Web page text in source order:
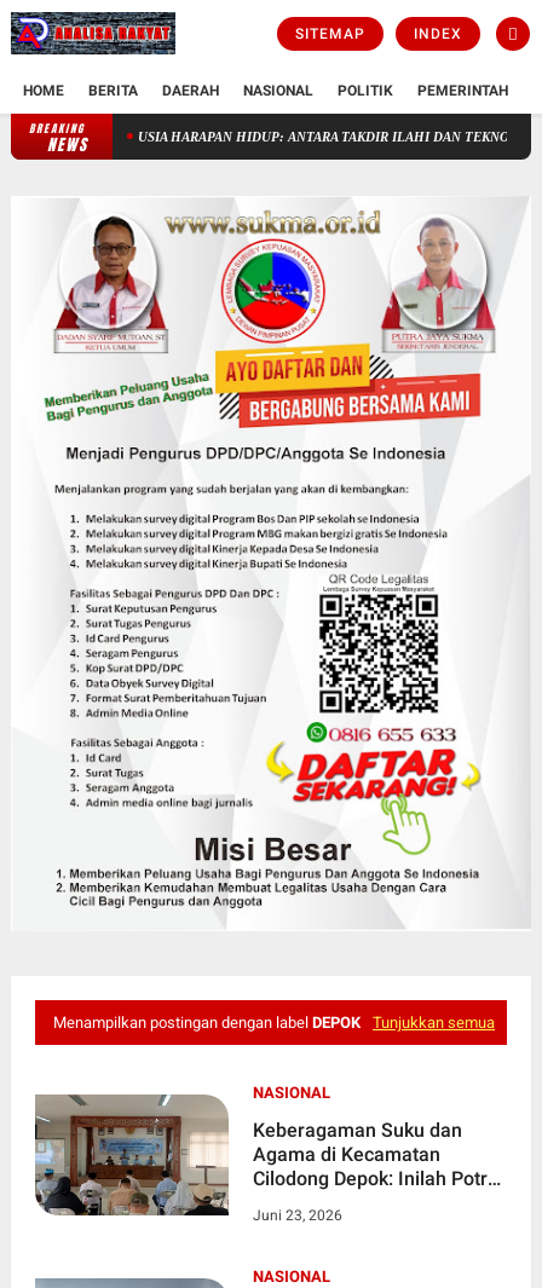
SITEMAP INDEX
HOME BERITA DAERAH NASIONAL POLITIK PEMERINTAH
BREAKING
NEWS TUHAN TAK PERLU DICARI, TAK PERLU DIDEKATI USIA
Menampilkan postingan dengan label DEPOK Tunjukkan semua
NASIONAL
Keberagaman Suku dan
Agama di Kecamatan
Cilodong Depok: Inilah Potret
Juni 23, 2026
NASIONAL